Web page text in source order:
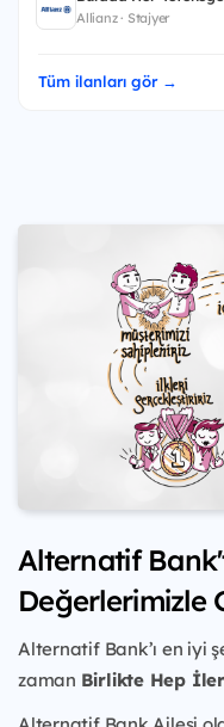
Allianz · Stajyer
Tüm ilanları gör →
Alternatif
Değerlerimizle
Alternatif Bank’ı en iyi
zaman Birlikte Hep